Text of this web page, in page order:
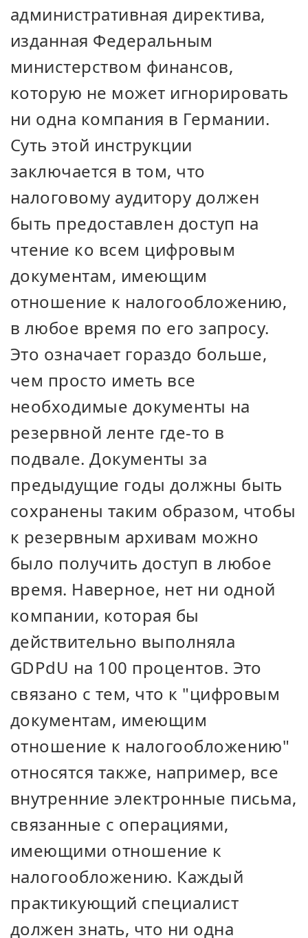
административная директива,
изданная Федеральным
министерством финансов,
которую не может игнорировать
ни одна компания в Германии.
Суть этой инструкции
заключается в том, что
налоговому аудитору должен
быть предоставлен доступ на
чтение ко всем цифровым
документам, имеющим
отношение к налогообложению,
в любое время по его запросу.
Это означает гораздо больше,
чем просто иметь все
необходимые документы на
резервной ленте где-то в
подвале. Документы за
предыдущие годы должны быть
сохранены таким образом, чтобы
к резервным архивам можно
было получить доступ в любое
время. Наверное, нет ни одной
компании, которая бы
действительно выполняла
GDPdU на 100 процентов. Это
связано с тем, что к "цифровым
документам, имеющим
отношение к налогообложению"
относятся также, например, все
внутренние электронные письма,
связанные с операциями,
имеющими отношение к
налогообложению. Каждый
практикующий специалист
должен знать, что ни одна